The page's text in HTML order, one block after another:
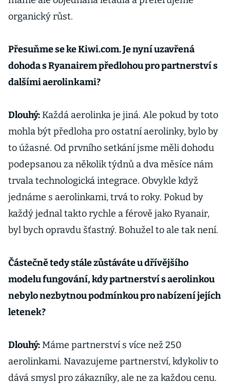
organický růst.
Přesuňme se ke Kiwi.com. Je nyní uzavřená
dohoda s Ryanairem předlohou pro partnerství s
dalšími aerolinkami?
Dlouhý:Každá aerolinka je jiná. Ale pokud by toto
mohla být předloha pro ostatní aerolinky, bylo by
to úžasné. Od prvního setkání jsme měli dohodu
podepsanou za několik týdnů a dva měsíce nám
trvala technologická integrace. Obvykle když
jednáme s aerolinkami, trvá to roky. Pokud by
každý jednal takto rychle a férově jako Ryanair,
byl bych opravdu šťastný. Bohužel to ale tak není.
Částečně tedy stále zůstáváte u dřívějšího
modelu fungování, kdy partnerství s aerolinkou
nebylo nezbytnou podmínkou pro nabízení jejích
letenek?
Dlouhý:Máme partnerství s více než 250
aerolinkami. Navazujeme partnerství, kdykoliv to
dává smysl pro zákazníky, ale ne za každou cenu.